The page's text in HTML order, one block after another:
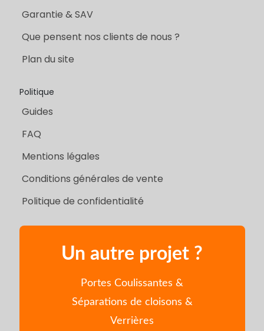
Garantie & SAV
Que pensent nos clients de nous ?
Plan du site
Politique
Guides
FAQ
Mentions légales
Conditions générales de vente
Politique de confidentialité
Un autre projet ?
Portes Coulissantes &
Séparations de cloisons &
Verrières